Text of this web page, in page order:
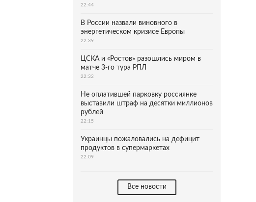
22:44
В России назвали виновного в
энергетическом кризисе Европы
22:39
ЦСКА и «Ростов» разошлись миром в
матче 3-го тура РПЛ
22:32
Не оплатившей парковку россиянке
выставили штраф на десятки миллионов
рублей
22:15
Украинцы пожаловались на дефицит
продуктов в супермаркетах
22:09
Все новости